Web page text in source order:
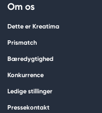
Om os
Dette er Kreatima
Prismatch
Bæredygtighed
Konkurrence
Ledige stillinger
Pressekontakt